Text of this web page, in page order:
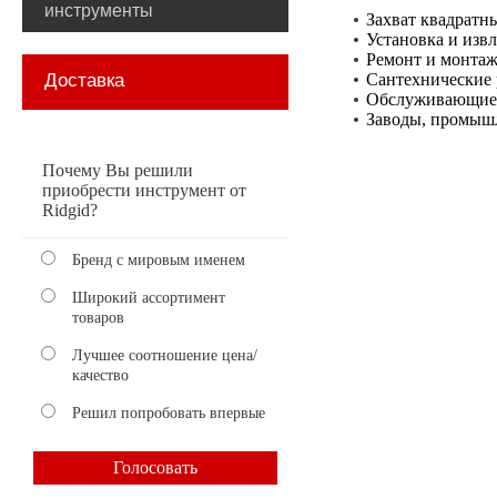
инструменты
Доставка
Почему Вы решили
приобрести инструмент от
Ridgid?
Бренд с мировым именем
Широкий ассортимент
товаров
Лучшее соотношение цена/
качество
Решил попробовать впервые
Захват
Установка и
Ремонт и
Сантехнические
Заводы,